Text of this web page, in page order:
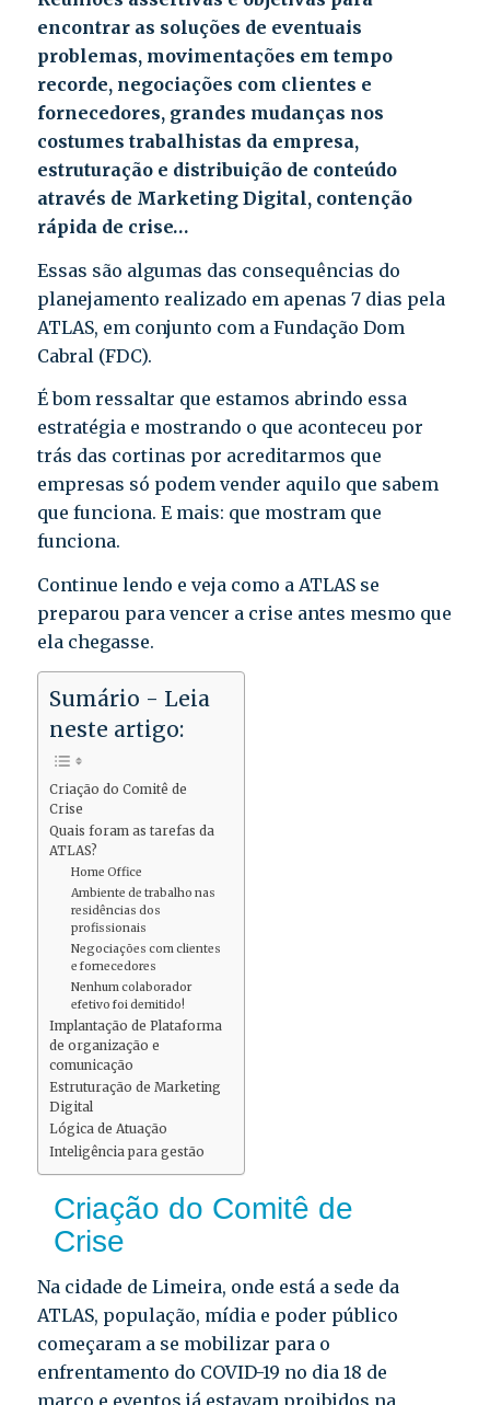
encontrar as soluções de eventuais
problemas, movimentações em tempo
recorde, negociações com clientes e
fornecedores, grandes mudanças nos
costumes trabalhistas da empresa,
estruturação e distribuição de conteúdo
através de Marketing Digital, contenção
rápida de crise…
Essas são algumas das consequências do
planejamento realizado em apenas 7 dias pela
ATLAS, em conjunto com a Fundação Dom
Cabral (FDC).
É bom ressaltar que estamos abrindo essa
estratégia e mostrando o que aconteceu por
trás das cortinas por acreditarmos que
empresas só podem vender aquilo que sabem
que funciona. E mais: que mostram que
funciona.
Continue lendo e veja como a ATLAS se
preparou para vencer a crise antes mesmo que
ela chegasse.
Sumário - Leia
neste artigo:
Criação do Comitê de
Crise
Quais foram as tarefas da
ATLAS?
Home Office
Ambiente de trabalho nas
residências dos
profissionais
Negociações com clientes
e fornecedores
Nenhum colaborador
efetivo foi demitido!
Implantação de Plataforma
de organização e
comunicação
Estruturação de Marketing
Digital
Lógica de Atuação
Inteligência para gestão
Criação do Comitê de
Crise
Na cidade de Limeira, onde está a sede da
ATLAS, população, mídia e poder público
começaram a se mobilizar para o
enfrentamento do COVID-19 no dia 18 de